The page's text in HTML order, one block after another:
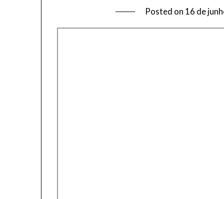
Posted on 16 de